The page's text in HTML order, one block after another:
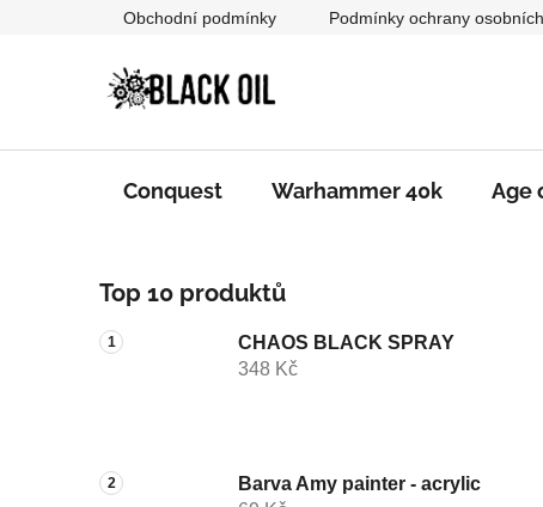
Obchodní podmínky Podmínky ochrany
Conquest Warhammer 40k Age
o
s
t
n
Top 10 produktů
CHAOS BLACK SPRAY
348 Kč
Barva Amy painter - acrylic